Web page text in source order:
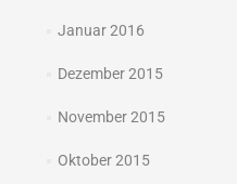
Januar 2016
Dezember 2015
November 2015
Oktober 2015